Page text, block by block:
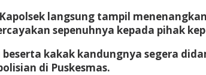
langsung tampil
sepenuhnya kepada pihak
kakak kandungnya segera
di Puskesmas.